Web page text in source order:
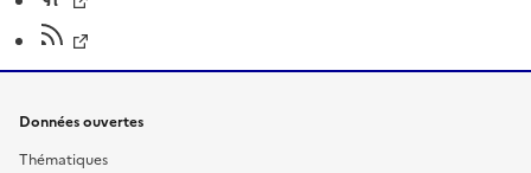
Données ouvertes
Thématiques